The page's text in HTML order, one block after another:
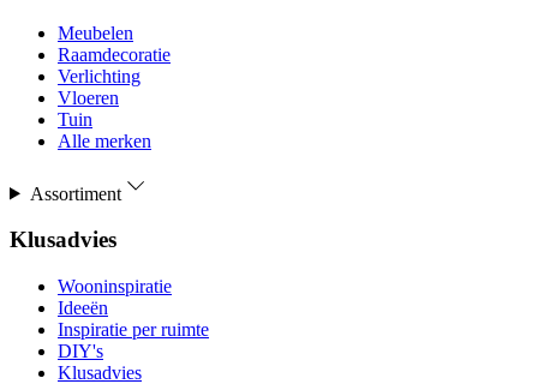
Meubelen
Raamdecoratie
Verlichting
Vloeren
Tuin
Alle merken
Assortiment
Klusadvies
Wooninspiratie
Ideeën
Inspiratie per ruimte
DIY's
Klusadvies